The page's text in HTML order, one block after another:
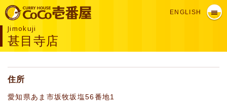
ENGLISH
Jimokuji
甚目寺店
住所
愛知県あま市坂牧坂塩56番地1